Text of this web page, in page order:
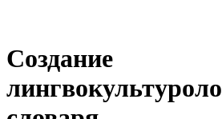
Создание